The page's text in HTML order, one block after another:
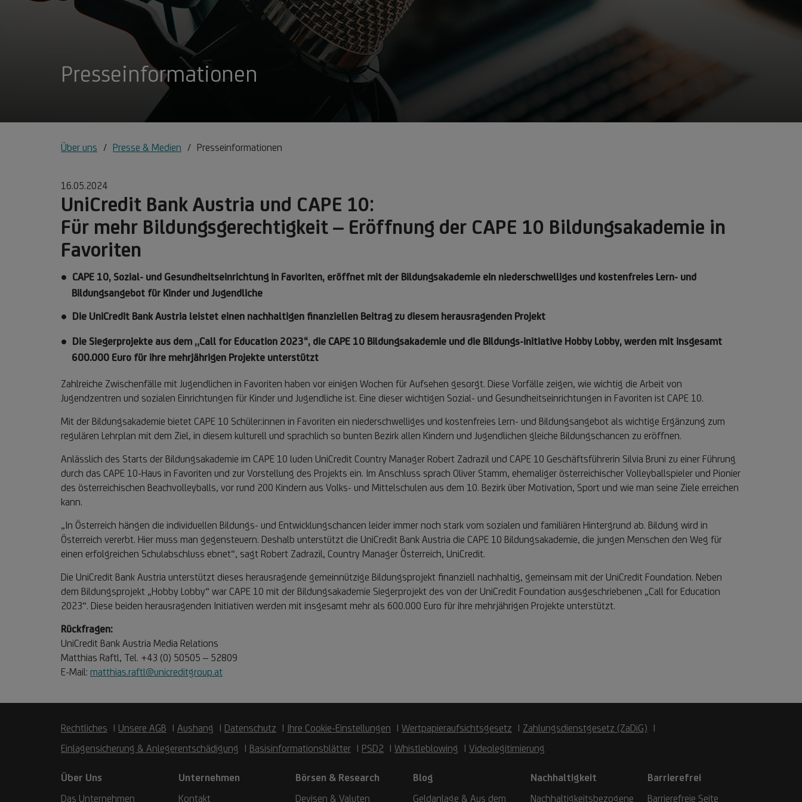
Presseinformationen
Über uns Presse & Medien Presseinformationen
16.05.2024
UniCredit Bank Austria und CAPE 10:
Für mehr Bildungsgerechtigkeit – Eröffnung der CAPE 10 Bildungsakademie in
Favoriten
CAPE 10, Sozial- und Gesundheitseinrichtung in Favoriten, eröffnet mit der Bildungsakademie ein niederschwelliges und kostenfreies Lern- und
Bildungsangebot für Kinder und Jugendliche
Die UniCredit Bank Austria leistet einen nachhaltigen finanziellen Beitrag zu diesem herausragenden Projekt
Die Siegerprojekte aus dem „Call for Education 2023“, die CAPE 10 Bildungsakademie und die Bildungs-initiative Hobby Lobby, werden mit insgesamt
600.000 Euro für ihre mehrjährigen Projekte unterstützt
Zahlreiche Zwischenfälle mit Jugendlichen in Favoriten haben vor einigen Wochen für Aufsehen gesorgt. Diese Vorfälle zeigen, wie wichtig die Arbeit von
Jugendzentren und sozialen Einrichtungen für Kinder und Jugendliche ist. Eine dieser wichtigen Sozial- und Gesundheitseinrichtungen in Favoriten ist CAPE 10.
Mit der Bildungsakademie bietet CAPE 10 Schüler:innen in Favoriten ein niederschwelliges und kostenfreies Lern- und Bildungsangebot als wichtige Ergänzung zum
regulären Lehrplan mit dem Ziel, in diesem kulturell und sprachlich so bunten Bezirk allen Kindern und Jugendlichen gleiche Bildungschancen zu eröffnen.
Anlässlich des Starts der Bildungsakademie im CAPE 10 luden UniCredit Country Manager Robert Zadrazil und CAPE 10 Geschäftsführerin Silvia Bruni zu einer Führung
durch das CAPE 10-Haus in Favoriten und zur Vorstellung des Projekts ein. Im Anschluss sprach Oliver Stamm, ehemaliger österreichischer Volleyballspieler und Pionier
des österreichischen Beachvolleyballs, vor rund 200 Kindern aus Volks- und Mittelschulen aus dem 10. Bezirk über Motivation, Sport und wie man seine Ziele erreichen
kann.
„In Österreich hängen die individuellen Bildungs- und Entwicklungschancen leider immer noch stark vom sozialen und familiären Hintergrund ab. Bildung wird in
Österreich vererbt. Hier muss man gegensteuern. Deshalb unterstützt die UniCredit Bank Austria die CAPE 10 Bildungsakademie, die jungen Menschen den Weg für
einen erfolgreichen Schulabschluss ebnet“, sagt Robert Zadrazil, Country Manager Österreich, UniCredit.
Die UniCredit Bank Austria unterstützt dieses herausragende gemeinnützige Bildungsprojekt finanziell nachhaltig, gemeinsam mit der UniCredit Foundation. Neben
dem Bildungsprojekt „Hobby Lobby“ war CAPE 10 mit der Bildungsakademie Siegerprojekt des von der UniCredit Foundation ausgeschriebenen „Call for Education
2023“. Diese beiden herausragenden Initiativen werden mit insgesamt mehr als 600.000 Euro für ihre mehrjährigen Projekte unterstützt.
Rückfragen:
UniCredit Bank Austria Media Relations
Matthias Raftl, Tel. +43 (0) 50505 – 52809
E-Mail: matthias.raftl@unicreditgroup.at
Rechtliches Unsere AGB Aushang Datenschutz Ihre Cookie-Einstellungen Wertpapieraufsichtsgesetz
Zahlungsdienstgesetz (ZaDiG)
Einlagensicherung & Anlegerentschädigung
Basisinformationsblätter PSD2 Whistleblowing Videolegitimierung
Über Uns
Das Unternehmen
Unternehmen
Kontakt
Börsen & Research
Devisen & Valuten
Blog
Geldanlage & Aus dem
Nachhaltigkeit
Nachhaltigkeitsbezogene
Barrierefrei
Barrierefreie Seite